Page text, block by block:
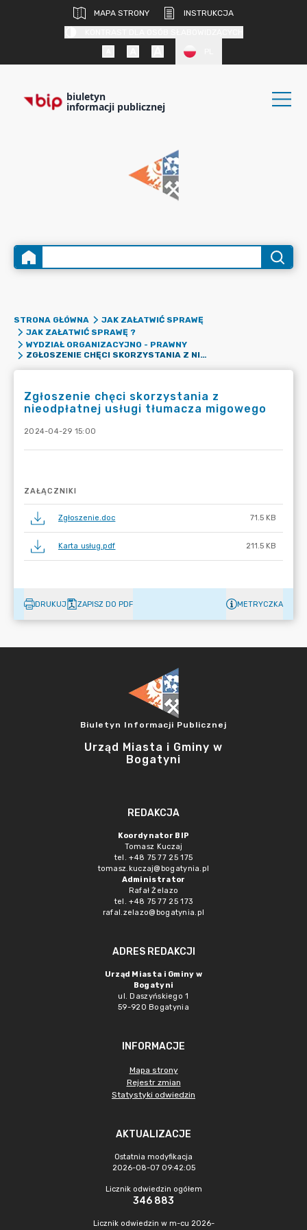
MAPA STRONY
INSTRUKCJA
biuletyn
informacji publicznej
STRONA GŁÓWNA
JAK ZAŁATWIĆ SPRAWĘ
JAK ZAŁATWIĆ SPRAWĘ ?
WYDZIAŁ ORGANIZACYJNO - PRAWNY
ZGŁOSZENIE CHĘCI SKORZYSTANIA Z NIEODPŁATNEJ USŁUGI TŁUMACZA MIGOWEGO
Zgłoszenie chęci skorzystania z
nieodpłatnej usługi tłumacza migowego
2024-04-29 15:00
ZAŁĄCZNIKI
Zgłoszenie.doc 71.5 KB
Karta usług.pdf 211.5 KB
DRUKUJ ZAPISZ DO PDF METRYCZKA
Biuletyn Informacji Publicznej
Urząd Miasta i Gminy w
Bogatyni
REDAKCJA
Koordynator BIP
Tomasz Kuczaj
tel. +48 75 77 25 175
tomasz.kuczaj@bogatynia.pl
Administrator
Rafał Żelazo
tel. +48 75 77 25 173
rafal.zelazo@bogatynia.pl
ADRES REDAKCJI
Urząd Miasta i Gminy w
Bogatyni
ul. Daszyńskiego 1
59-920 Bogatynia
INFORMACJE
Mapa strony
Rejestr zmian
Statystyki odwiedzin
AKTUALIZACJE
Ostatnia modyfikacja
2026-08-07 09:42:05
Licznik odwiedzin ogółem
346 883
Licznik odwiedzin w m-cu 2026-